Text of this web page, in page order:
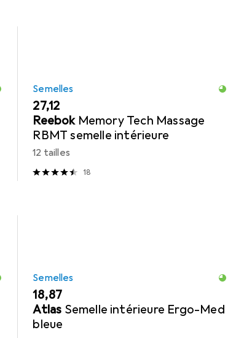
Semelles
EUR
27,12
Reebok Memory Tech Massage
RBMT semelle intérieure
12 tailles
18
Semelles
EUR
18,87
Atlas Semelle intérieure Ergo-Med
bleue